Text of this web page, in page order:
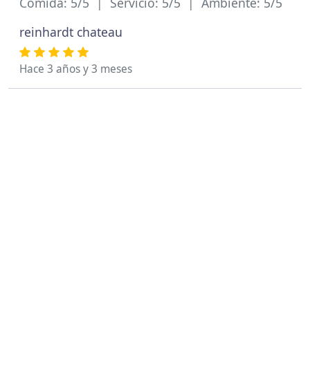
reinhardt chateau
Hace 3 años y 3 meses